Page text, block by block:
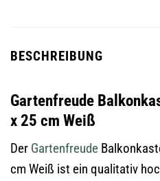
BESCHREIBUNG
Gartenfreude
x 25 cm Weiß
Der Gartenfreude
cm Weiß ist ein qualitativ